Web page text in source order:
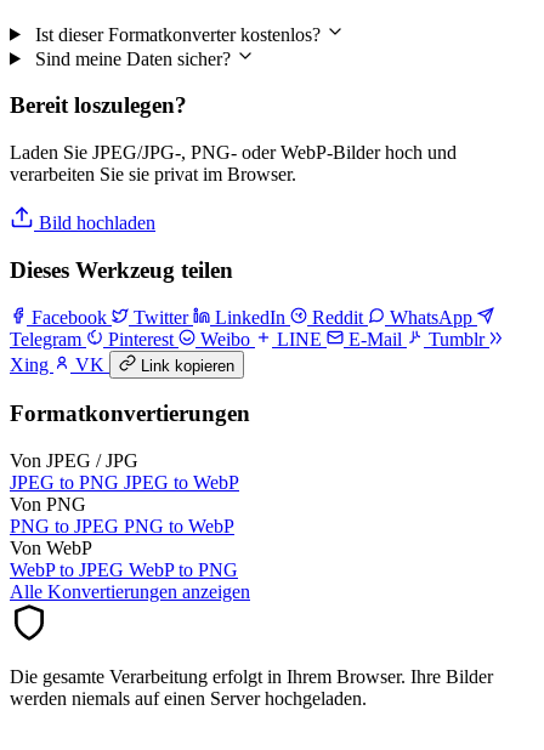
Ist dieser Formatkonverter kostenlos?
Sind meine Daten sicher?
Bereit loszulegen?
Laden Sie JPEG/JPG-, PNG- oder WebP-Bilder hoch und
verarbeiten Sie sie privat im Browser.
Bild hochladen
Dieses Werkzeug teilen
Facebook Twitter LinkedIn Reddit
WhatsApp
Telegram
Pinterest Weibo LINE E-Mail
Tumblr
Xing
VK Link kopieren
Formatkonvertierungen
Von JPEG / JPG
JPEG to PNG JPEG to WebP
Von PNG
PNG to JPEG PNG to WebP
Von WebP
WebP to JPEG WebP to PNG
Alle Konvertierungen anzeigen
Die gesamte Verarbeitung erfolgt in Ihrem Browser. Ihre Bilder
werden niemals auf einen Server hochgeladen.